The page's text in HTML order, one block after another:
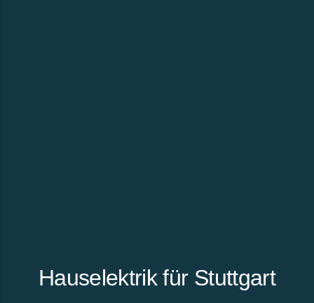
Hauselektrik für Stuttgart